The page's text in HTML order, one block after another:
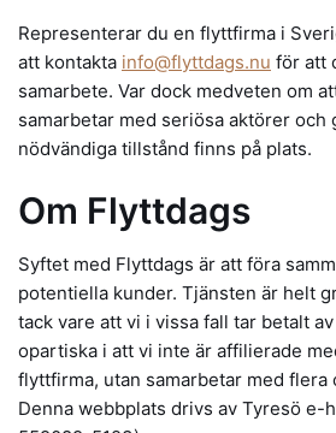
Representerar du en flyttfirma i
att kontakta info@flyttdags.nu för att
samarbete. Var dock medveten om
samarbetar med seriösa aktörer och
nödvändiga tillstånd finns på plats.
Om Flyttdags
Syftet med Flyttdags är att föra
potentiella kunder. Tjänsten är helt
tack vare att vi i vissa fall tar betalt
opartiska i att vi inte är affilierade
flyttfirma, utan samarbetar med flera
Denna webbplats drivs av Tyresö e-